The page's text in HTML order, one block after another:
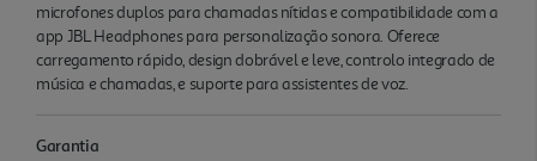
microfones duplos para chamadas nítidas e compatibilidade com a
app JBL Headphones para personalização sonora. Oferece
carregamento rápido, design dobrável e leve, controlo integrado de
música e chamadas, e suporte para assistentes de voz.
Garantia